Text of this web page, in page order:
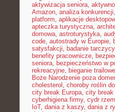
aktywizacja seniora,
Amazon, analiza konkurencji,
platform, aplikacje
apteczka turystyczna,
domowa, astroturystyka,
code, autostrady w Europie,
satysfakcji, badanie tarczycy
benefity pracownicze,
seniora, bezpieczeństwo w
rekreacyjne, bieganie trailowe
Boże Narodzenie poza
cholesterol , choroby roślin
city break Europa, city
cyberhigiena firmy, cydr
IoT, dania z kaszy, dania z